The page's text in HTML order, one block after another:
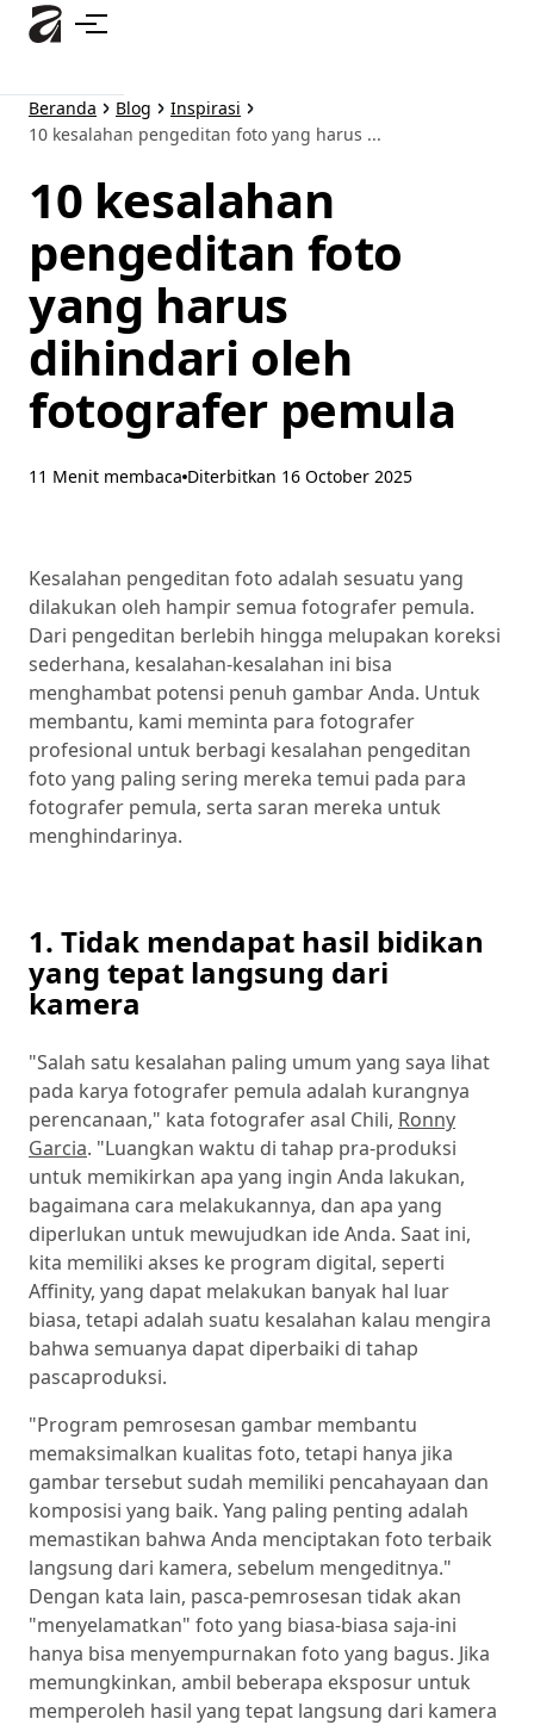
Lewati
utama
Beranda Blog
Inspirasi
10 kesalahan pengeditan foto yang harus ...
10 kesalahan
pengeditan foto
yang harus
dihindari oleh
fotografer pemula
11 Menit membaca Diterbitkan 16 October 2025
Kesalahan pengeditan foto adalah sesuatu yang
dilakukan oleh hampir semua fotografer pemula.
Dari pengeditan berlebih hingga melupakan koreksi
sederhana, kesalahan-kesalahan ini bisa
menghambat potensi penuh gambar Anda. Untuk
membantu, kami meminta para fotografer
profesional untuk berbagi kesalahan pengeditan
foto yang paling sering mereka temui pada para
fotografer pemula, serta saran mereka untuk
menghindarinya.
1. Tidak mendapat hasil bidikan
yang tepat langsung dari
kamera
"Salah satu kesalahan paling umum yang saya lihat
pada karya fotografer pemula adalah kurangnya
perencanaan," kata fotografer asal Chili, Ronny
Garcia. "Luangkan waktu di tahap pra-produksi
untuk memikirkan apa yang ingin Anda lakukan,
bagaimana cara melakukannya, dan apa yang
diperlukan untuk mewujudkan ide Anda. Saat ini,
kita memiliki akses ke program digital, seperti
Affinity, yang dapat melakukan banyak hal luar
biasa, tetapi adalah suatu kesalahan kalau mengira
bahwa semuanya dapat diperbaiki di tahap
pascaproduksi.
"Program pemrosesan gambar membantu
memaksimalkan kualitas foto, tetapi hanya jika
gambar tersebut sudah memiliki pencahayaan dan
komposisi yang baik. Yang paling penting adalah
memastikan bahwa Anda menciptakan foto terbaik
langsung dari kamera, sebelum mengeditnya."
Dengan kata lain, pasca-pemrosesan tidak akan
"menyelamatkan" foto yang biasa-biasa saja-ini
hanya bisa menyempurnakan foto yang bagus. Jika
memungkinkan, ambil beberapa eksposur untuk
memperoleh hasil yang tepat langsung dari kamera